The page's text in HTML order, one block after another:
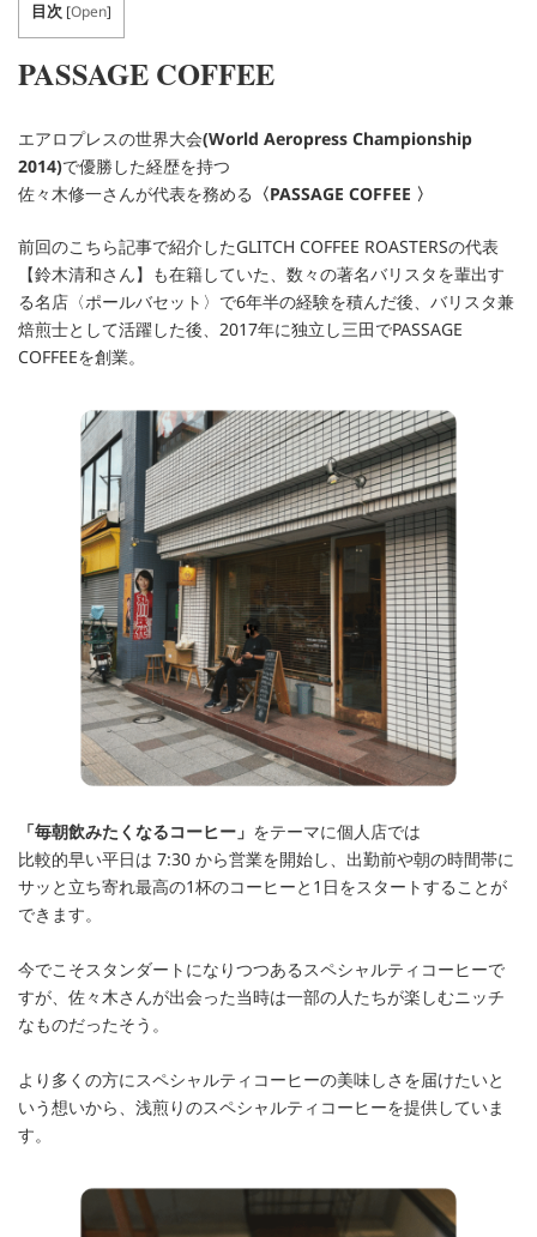
目次 [Open]
PASSAGE COFFEE
エアロプレスの世界大会(World Aeropress Championship
2014)で優勝した経歴を持つ
佐々木修一さんが代表を務める 〈PASSAGE COFFEE 〉
前回のこちら記事で紹介したGLITCH COFFEE ROASTERSの代表
【鈴木清和さん】も在籍していた、数々の著名バリスタを輩出す
る名店〈ポールバセット〉で6年半の経験を積んだ後、バリスタ兼
焙煎士として活躍した後、2017年に独立し三田でPASSAGE
COFFEEを創業。
「毎朝飲みたくなるコーヒー」 をテーマに個人店では
比較的早い平日は 7:30 から営業を開始し、出勤前や朝の時間帯に
サッと立ち寄れ最高の1杯のコーヒーと1日をスタートすることが
できます。
今でこそスタンダートになりつつあるスペシャルティコーヒーで
すが、佐々木さんが出会った当時は一部の人たちが楽しむニッチ
なものだったそう。
より多くの方にスペシャルティコーヒーの美味しさを届けたいと
いう想いから、浅煎りのスペシャルティコーヒーを提供していま
す。